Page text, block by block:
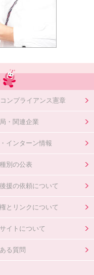
ンプライアンス憲章
・関連企業
インターン情報
別の公表
援の依頼について
とリンクについて
イトについて
る質問